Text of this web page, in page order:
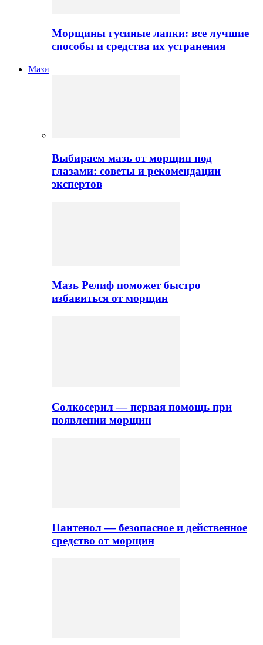
Морщины гусиные лапки: все лучшие
способы и средства их устранения
Мази
Выбираем мазь от морщин под
глазами: советы и рекомендации
экспертов
Мазь Релиф поможет быстро
избавиться от морщин
Солкосерил — первая помощь при
появлении морщин
Пантенол — безопасное и действенное
средство от морщин